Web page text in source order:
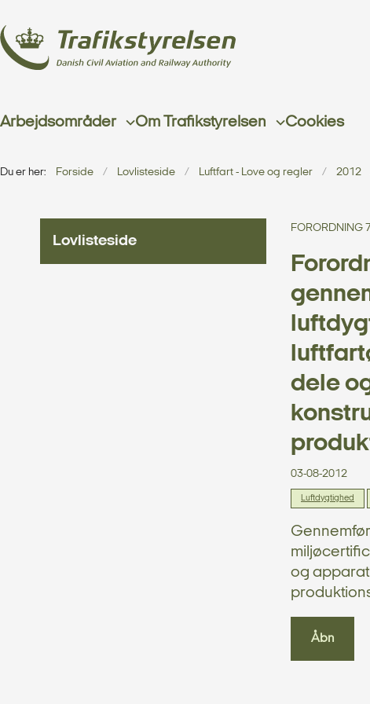
Arbejdsområder Om Trafikstyrelsen Cookies
Du er her: Forside Lovlisteside Luftfart - Love og regler 2012
Lovlisteside
dele
03-08-2012
Luftdygtighed
og
Åbn